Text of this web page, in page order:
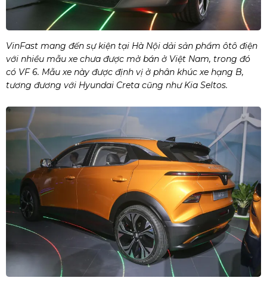
VinFast mang đến sự kiện tại Hà Nội dải sản phẩm ôtô điện
với nhiều mẫu xe chưa được mở bán ở Việt Nam, trong đó
có VF 6. Mẫu xe này được định vị ở phân khúc xe hạng B,
tương đương với Hyundai Creta cũng như Kia Seltos.